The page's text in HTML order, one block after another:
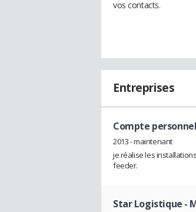
vos contacts.
Entreprises
Compte
2013 - maintenant
je réalise les
feeder.
Star Logistique -